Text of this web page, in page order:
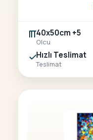
40x50cm +5
Olcu
Hızlı Teslimat
Teslimat